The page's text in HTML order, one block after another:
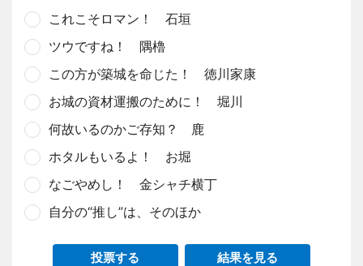
これこそロマン！ 石垣
ツウですね！ 隅櫓
この方が築城を命じた！ 徳川家康
お城の資材運搬のために！ 堀川
何故いるのかご存知？ 鹿
ホタルもいるよ！ お堀
なごやめし！ 金シャチ横丁
自分の“推し”は、そのほか
投票する 結果を見る